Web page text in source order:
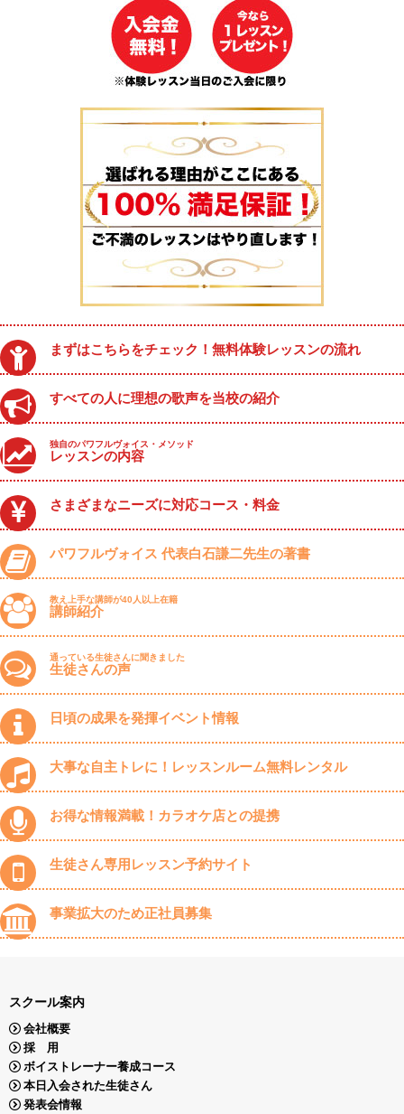
まずはこちらをチェック！無料体験レッスンの流れ
すべての人に理想の歌声を当校の紹介
独自のパワフルヴォイス・メソッド
レッスンの内容
さまざまなニーズに対応コース・料金
パワフルヴォイス 代表白石謙二先生の著書
教え上手な講師が40人以上在籍
講師紹介
通っている生徒さんに聞きました
生徒さんの声
日頃の成果を発揮イベント情報
大事な自主トレに！レッスンルーム無料レンタル
お得な情報満載！カラオケ店との提携
生徒さん専用レッスン予約サイト
事業拡大のため正社員募集
スクール案内
会社概要
採 用
ボイストレーナー養成コース
本日入会された生徒さん
発表会情報